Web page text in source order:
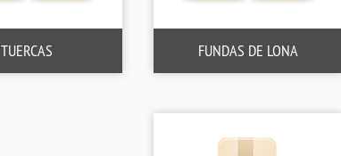
TUERCAS FUNDAS DE LONA